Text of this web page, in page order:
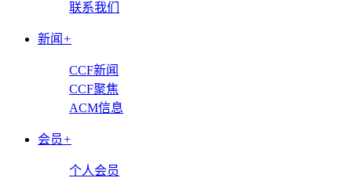
联系我们
新闻 +
CCF新闻
CCF聚焦
ACM信息
会员+
个人会员